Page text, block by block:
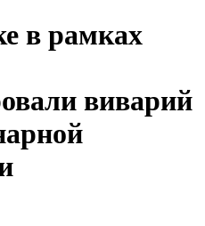
в рамках
виварий